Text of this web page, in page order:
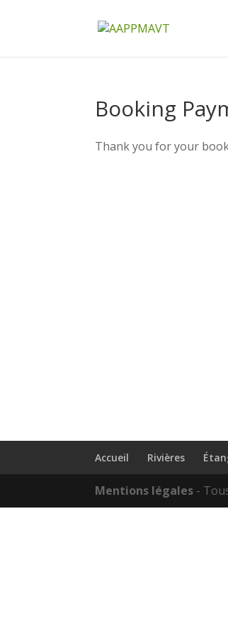
Booking
Thank you for your
Accueil Rivières
Mentions légales -